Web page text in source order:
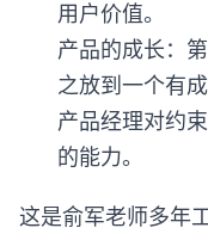
用户价值。
产品的成长：
之放到一个有
产品经理对约
的能力。
这是俞军老师多年